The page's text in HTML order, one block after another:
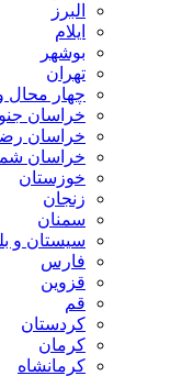
البرز
ایلام
بوشهر
تهران
چهار محال
خراسان
خراسان
خراسان
خوزستان
زنجان
سمنان
سیستان و
فارس
قزوین
قم
کردستان
کرمان
کرمانشاه